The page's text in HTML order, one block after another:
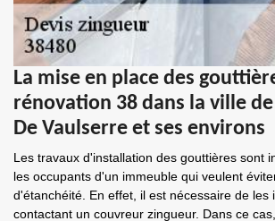
La mise en place des
rénovation 38 dans la ville
De Vaulserre et ses environs
Les travaux d'installation des gouttières sont
les occupants d'un immeuble qui veulent
d'étanchéité. En effet, il est nécessaire de les
contactant un couvreur zingueur. Dans ce